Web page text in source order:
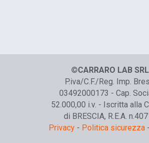
©CARRARO LAB SRL
P.iva/C.F./Reg. Imp.
03492000173 - Cap.
52.000,00 i.v. - Iscritta alla
di BRESCIA, R.E.A.
Privacy- Politica sicurezza-